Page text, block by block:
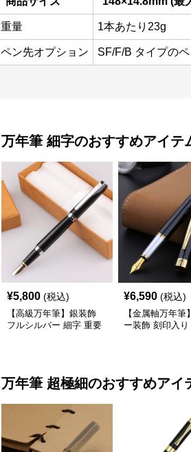
重量 1本あたり23g
ペン先オプション SF/F/B タイプの
万年筆 細字のおすすめアイテ
¥5,800 (税込)
【高級万年筆】銀装飾
フルシルバー 細字 重要
¥6,590 (税込)
【金属軸万年筆
ー装飾 刻印入
万年筆 超極細のおすすめアイ